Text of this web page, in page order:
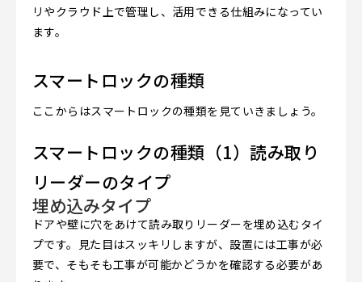
リやクラウド上で管理し、活用できる仕組みになってい
ます。
スマートロックの種類
ここからはスマートロックの種類を見ていきましょう。
スマートロックの種類（1）読み取り
リーダーのタイプ
埋め込みタイプ
ドアや壁に穴をあけて読み取りリーダーを埋め込むタイ
プです。見た目はスッキリしますが、設置には工事が必
要で、そもそも工事が可能かどうかを確認する必要があ